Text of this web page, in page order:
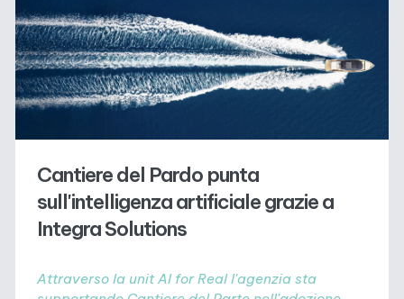
Cantiere del Pardo punta
sull'intelligenza artificiale grazie a
Integra Solutions
Attraverso la unit AI for Real l'agenzia sta